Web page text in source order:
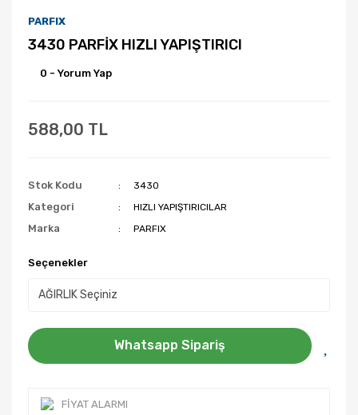
PARFIX
3430 PARFİX HIZLI YAPIŞTIRICI
0 - Yorum Yap
588,00 TL
Stok Kodu 3430
Kategori HIZLI YAPIŞTIRICILAR
Marka PARFIX
Seçenekler
Whatsapp Sipariş
FIYAT ALARMI